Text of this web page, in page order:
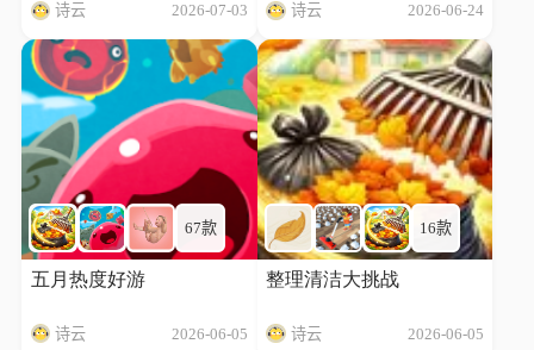
诗云 2026-07-03 诗云 2026-06-24
67款
五月热度好游
诗云 2026-06-05
16款
整理清洁大挑战
诗云 2026-06-05